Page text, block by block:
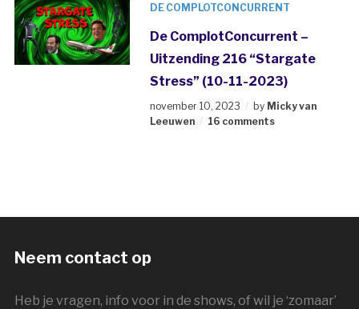
DE COMPLOTCONCURRENT
De ComplotConcurrent –
Uitzending 216 “Stargate
Stress” (10-11-2023)
november 10, 2023 by Micky van
Leeuwen
16 comments
Neem contact op
Heb je vragen, info voor in de shows, of wil je ‘zomaar’